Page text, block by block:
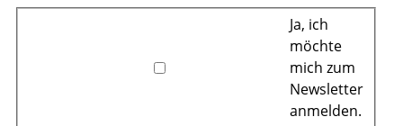
Ja, ich
möchte
mich zum
Newsletter
anmelden.